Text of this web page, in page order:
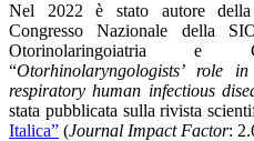
Nel 2022 è stato autore
Congresso Nazionale della
Otorinolaringoiatria e
“Otorhinolaryngologists’ role
respiratory human infectious
stata pubblicata sulla rivista
Italica” (Journal Impact Factor: